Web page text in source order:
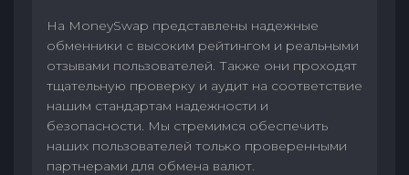
На MoneySwap представлены надежные
обменники с высоким рейтингом и реальными
отзывами пользователей. Также они проходят
тщательную проверку и аудит на соответствие
нашим стандартам надежности и
безопасности. Мы стремимся обеспечить
наших пользователей только проверенными
партнерами для обмена валют.